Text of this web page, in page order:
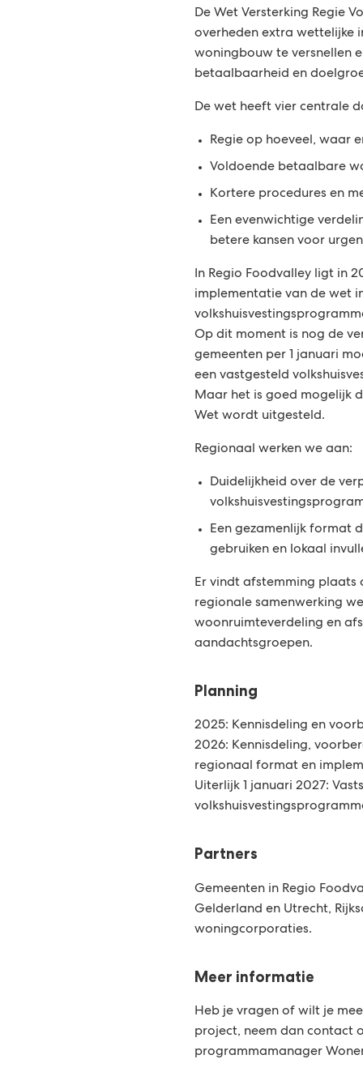
s
i
n
f
o
r
m
a
t
i
e
De Wet Versterking Regie
overheden extra wettelijke
woningbouw te versnellen
betaalbaarheid en
De wet heeft vier centrale
Regie op hoeveel, waar
Voldoende betaalbare
Kortere procedures en
Een evenwichtige
betere kansen voor
In Regio Foodvalley ligt in
implementatie van de wet
Op dit moment is nog de
gemeenten per 1 januari
een vastgesteld
Maar het is goed mogelijk
Wet wordt uitgesteld.
Regionaal werken we aan:
Duidelijkheid over de
Een gezamenlijk format
gebruiken en lokaal
Er vindt afstemming plaats
regionale samenwerking
woonruimteverdeling en
aandachtsgroepen.
Planning
2025: Kennisdeling en
2026: Kennisdeling,
regionaal format en
Uiterlijk 1 januari 2027:
Partners
Gemeenten in Regio
Gelderland en Utrecht,
woningcorporaties.
Meer informatie
Heb je vragen of wilt je
project, neem dan contact
programmamanager